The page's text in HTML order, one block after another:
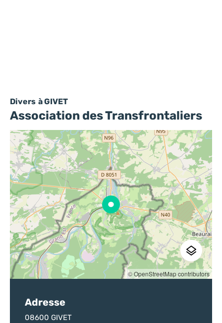
Divers à GIVET
Association des Transfrontaliers
© OpenStreetMap contributors
Adresse
08600 GIVET